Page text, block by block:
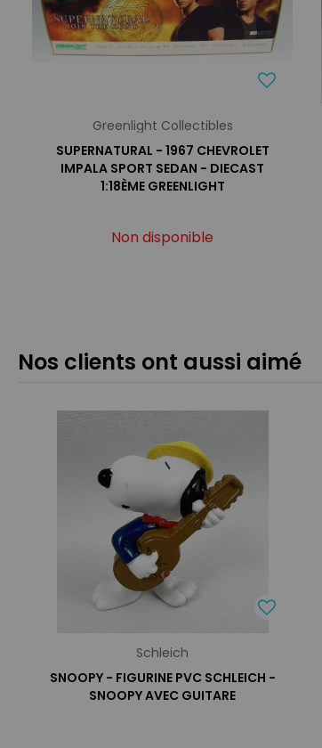
Greenlight Collectibles
SUPERNATURAL - 1967 CHEVROLET
IMPALA SPORT SEDAN - DIECAST
1:18ÈME GREENLIGHT
Non disponible
Nos clients ont aussi aimé
Schleich
SNOOPY - FIGURINE PVC SCHLEICH -
SNOOPY AVEC GUITARE